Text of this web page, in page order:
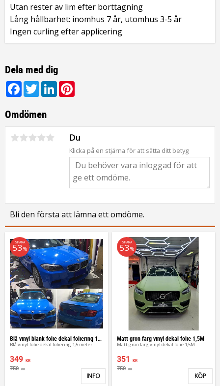
Utan rester av lim efter borttagning
Lång hållbarhet: inomhus 7 år, utomhus 3-5 år
Ingen curling efter applicering
Dela med dig
Facebook
TwitterLinkedIn
Omdömen
Du
Klicka på en stjärna för att sätta ditt betyg
Bli den första att lämna ett omdöme.
Blå vinyl folie dekal foliering 1,5 meter
349 KR
750 KR
SPARA
53 %
Lägg till i favoriter
INFO
Matt grön färg vinyl dekal folie 1,5M
Matt grön färg vinyl dekal folie 1,5M
351 KR
750 KR
SPARA
53 %
KÖP